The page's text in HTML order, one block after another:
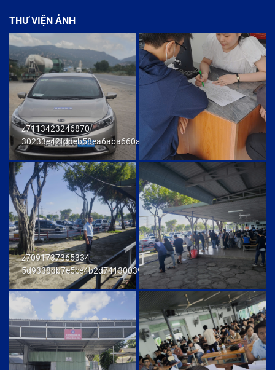
THƯ VIỆN ẢNH
z7113423246870
30233e42fddeb58ea6aba660ab436cb9
z7091737365334
5d9338db7e5ce4b2d741300392f80174